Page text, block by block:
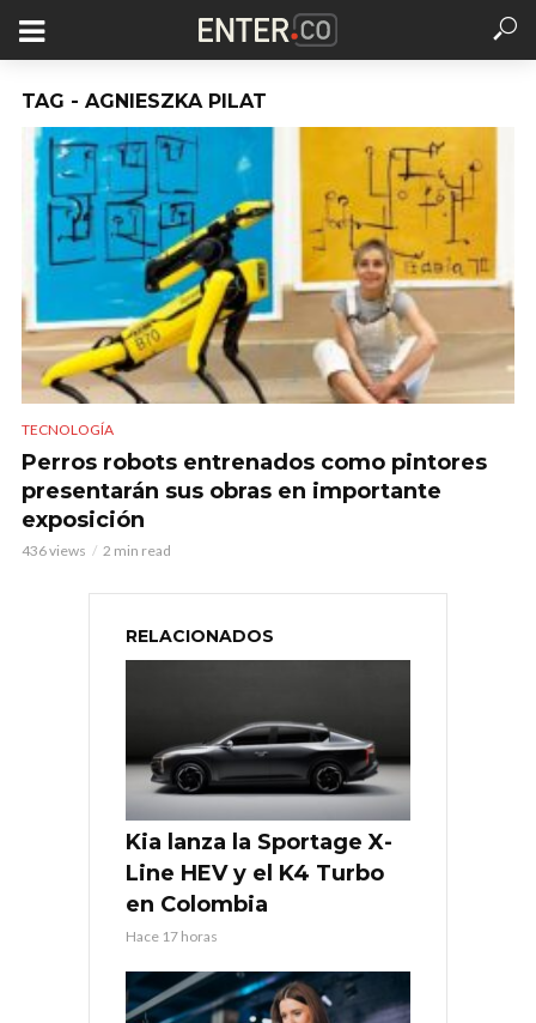
TAG - AGNIESZKA PILAT
TECNOLOGÍA
Perros robots entrenados como pintores
presentarán sus obras en importante
exposición
436 views 2 min read
RELACIONADOS
Kia lanza la Sportage X-
Line HEV y el K4 Turbo
en Colombia
Hace 17 horas